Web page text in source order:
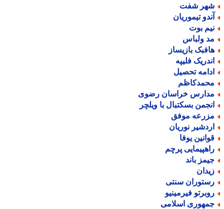
شفت
تیموریان
بوت
ولباس
بازیساز
فلیپه
تحصیل
خراسان رضوی
بسکتبال با ویلچر
موفق
نوریان
یوفا
پرچم
باند
سنتی
فیرمینیو
اسلامی